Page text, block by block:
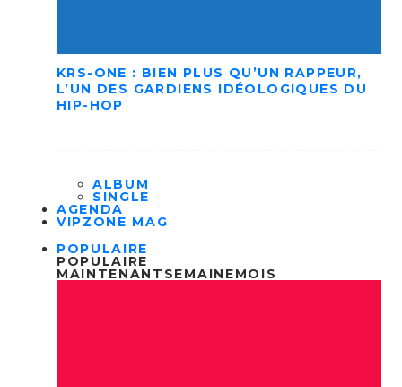
KRS-ONE : BIEN PLUS QU’UN RAPPEUR,
L’UN DES GARDIENS IDÉOLOGIQUES DU
HIP-HOP
ALBUM
SINGLE
AGENDA
VIPZONE MAG
POPULAIRE
POPULAIRE
MAINTENANT SEMAINEMOIS